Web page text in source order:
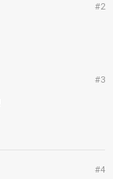
#2
#3
#4